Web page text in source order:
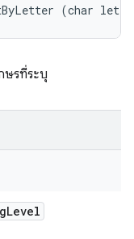
(char
ษรที่ระบุ
Level